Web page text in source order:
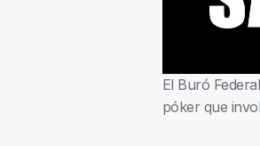
El Buró
póker que